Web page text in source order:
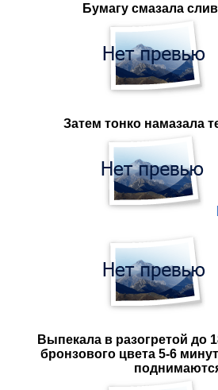
Бумагу смазала
Затем тонко намазала
Выпекала в разогретой до
бронзового цвета 5-6